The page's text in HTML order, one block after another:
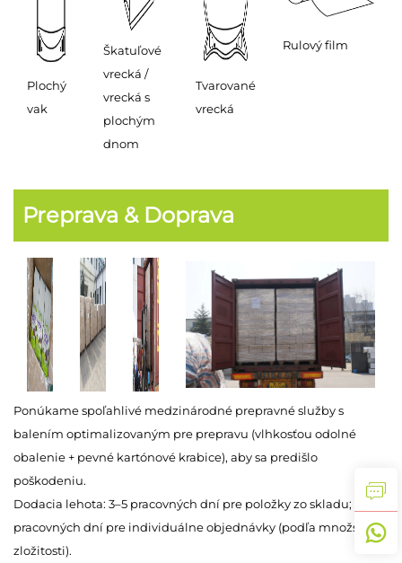
Plochý
vak
Škatuľové
vrecká /
vrecká s
plochým
dnom
Tvarované
vrecká
Rulový film
Preprava & Doprava
Ponúkame spoľahlivé medzinárodné prepravné služby s
balením optimalizovaným pre prepravu (vlhkosťou odolné
obalenie + pevné kartónové krabice), aby sa predišlo
poškodeniu.
Dodacia lehota: 3–5 pracovných dní pre položky zo skladu; 7–15
pracovných dní pre individuálne objednávky (podľa množstva a
zložitosti).